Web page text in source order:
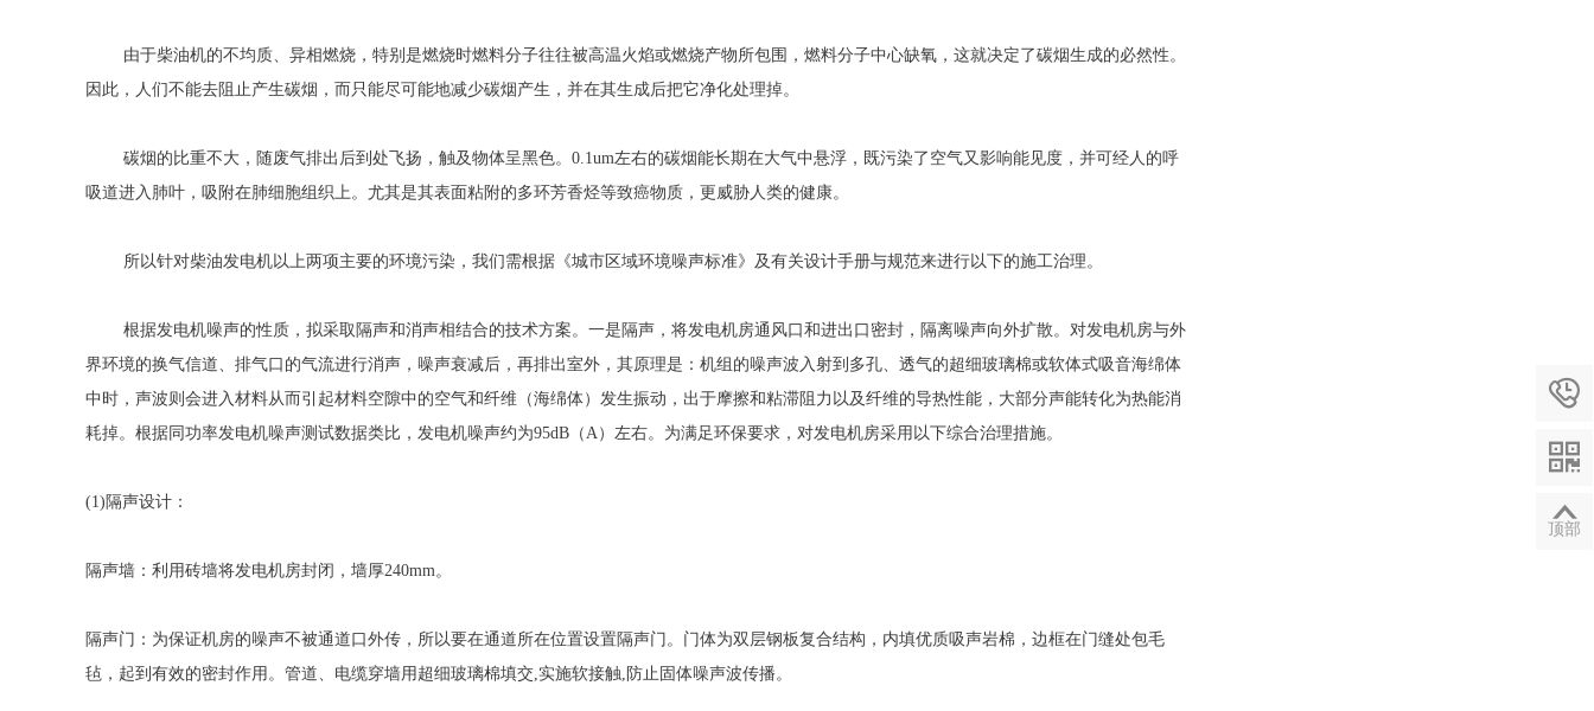
由于柴油机的不均质、异相燃烧，特别是燃烧时燃料分子往往被高温火焰或燃烧产物所包围，燃料分子中心缺氧，这就决定了碳烟生成的必然性。
因此，人们不能去阻止产生碳烟，而只能尽可能地减少碳烟产生，并在其生成后把它净化处理掉。
碳烟的比重不大，随废气排出后到处飞扬，触及物体呈黑色。0.1um左右的碳烟能长期在大气中悬浮，既污染了空气又影响能见度，并可经人的呼
吸道进入肺叶，吸附在肺细胞组织上。尤其是其表面粘附的多环芳香烃等致癌物质，更威胁人类的健康。
所以针对柴油发电机以上两项主要的环境污染，我们需根据《城市区域环境噪声标准》及有关设计手册与规范来进行以下的施工治理。
根据发电机噪声的性质，拟采取隔声和消声相结合的技术方案。一是隔声，将发电机房通风口和进出口密封，隔离噪声向外扩散。对发电机房与外
界环境的换气信道、排气口的气流进行消声，噪声衰减后，再排出室外，其原理是：机组的噪声波入射到多孔、透气的超细玻璃棉或软体式吸音海绵体
中时，声波则会进入材料从而引起材料空隙中的空气和纤维（海绵体）发生振动，出于摩擦和粘滞阻力以及纤维的导热性能，大部分声能转化为热能消
耗掉。根据同功率发电机噪声测试数据类比，发电机噪声约为95dB（A）左右。为满足环保要求，对发电机房采用以下综合治理措施。
(1)隔声设计：
隔声墙：利用砖墙将发电机房封闭，墙厚240mm。
隔声门：为保证机房的噪声不被通道口外传，所以要在通道所在位置设置隔声门。门体为双层钢板复合结构，内填优质吸声岩棉，边框在门缝处包毛
毡，起到有效的密封作用。管道、电缆穿墙用超细玻璃棉填交,实施软接触,防止固体噪声波传播。



顶部